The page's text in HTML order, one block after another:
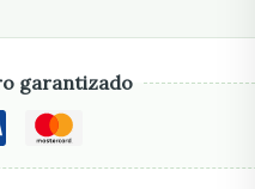
garantizado